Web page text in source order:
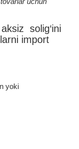
solig‘ini
import
yoki